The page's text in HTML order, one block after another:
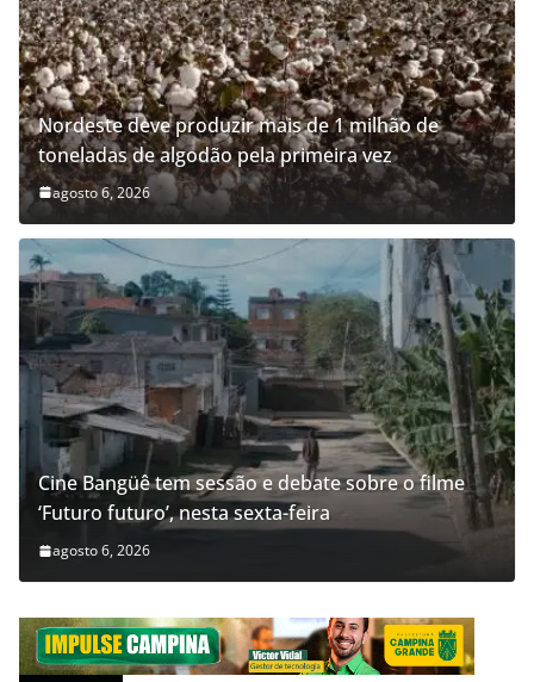
Nordeste deve produzir mais de 1 milhão de
toneladas de algodão pela primeira vez
agosto 6, 2026
Cine Bangüê tem sessão e debate sobre o filme
‘Futuro futuro’, nesta sexta-feira
agosto 6, 2026